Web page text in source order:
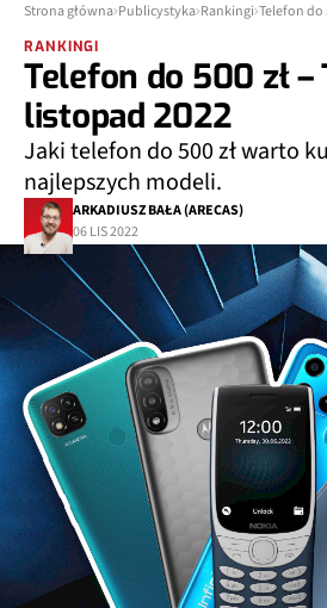
Strona główna Publicystyka Rankingi Telefon do
RANKINGI
Telefon do 500 zł –
listopad 2022
Jaki telefon do 500 zł warto
najlepszych modeli.
ARKADIUSZ BAŁA (ARECAS)
06 LIS 2022